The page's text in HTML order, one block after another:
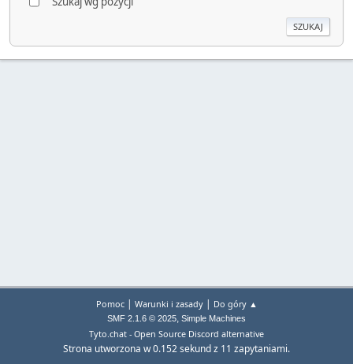
Pomoc| Warunki i zasady| Do góry ▲
SMF 2.1.6 © 2025, Simple Machines
Tyto.chat - Open Source Discord alternative
Strona utworzona w 0.152 sekund z 11 zapytaniami.